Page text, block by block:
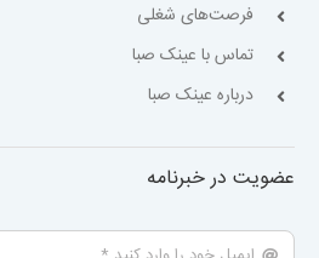
فرصت‌های شغلی
تماس با عینک صبا
درباره عینک صبا
عضویت در خبرنامه